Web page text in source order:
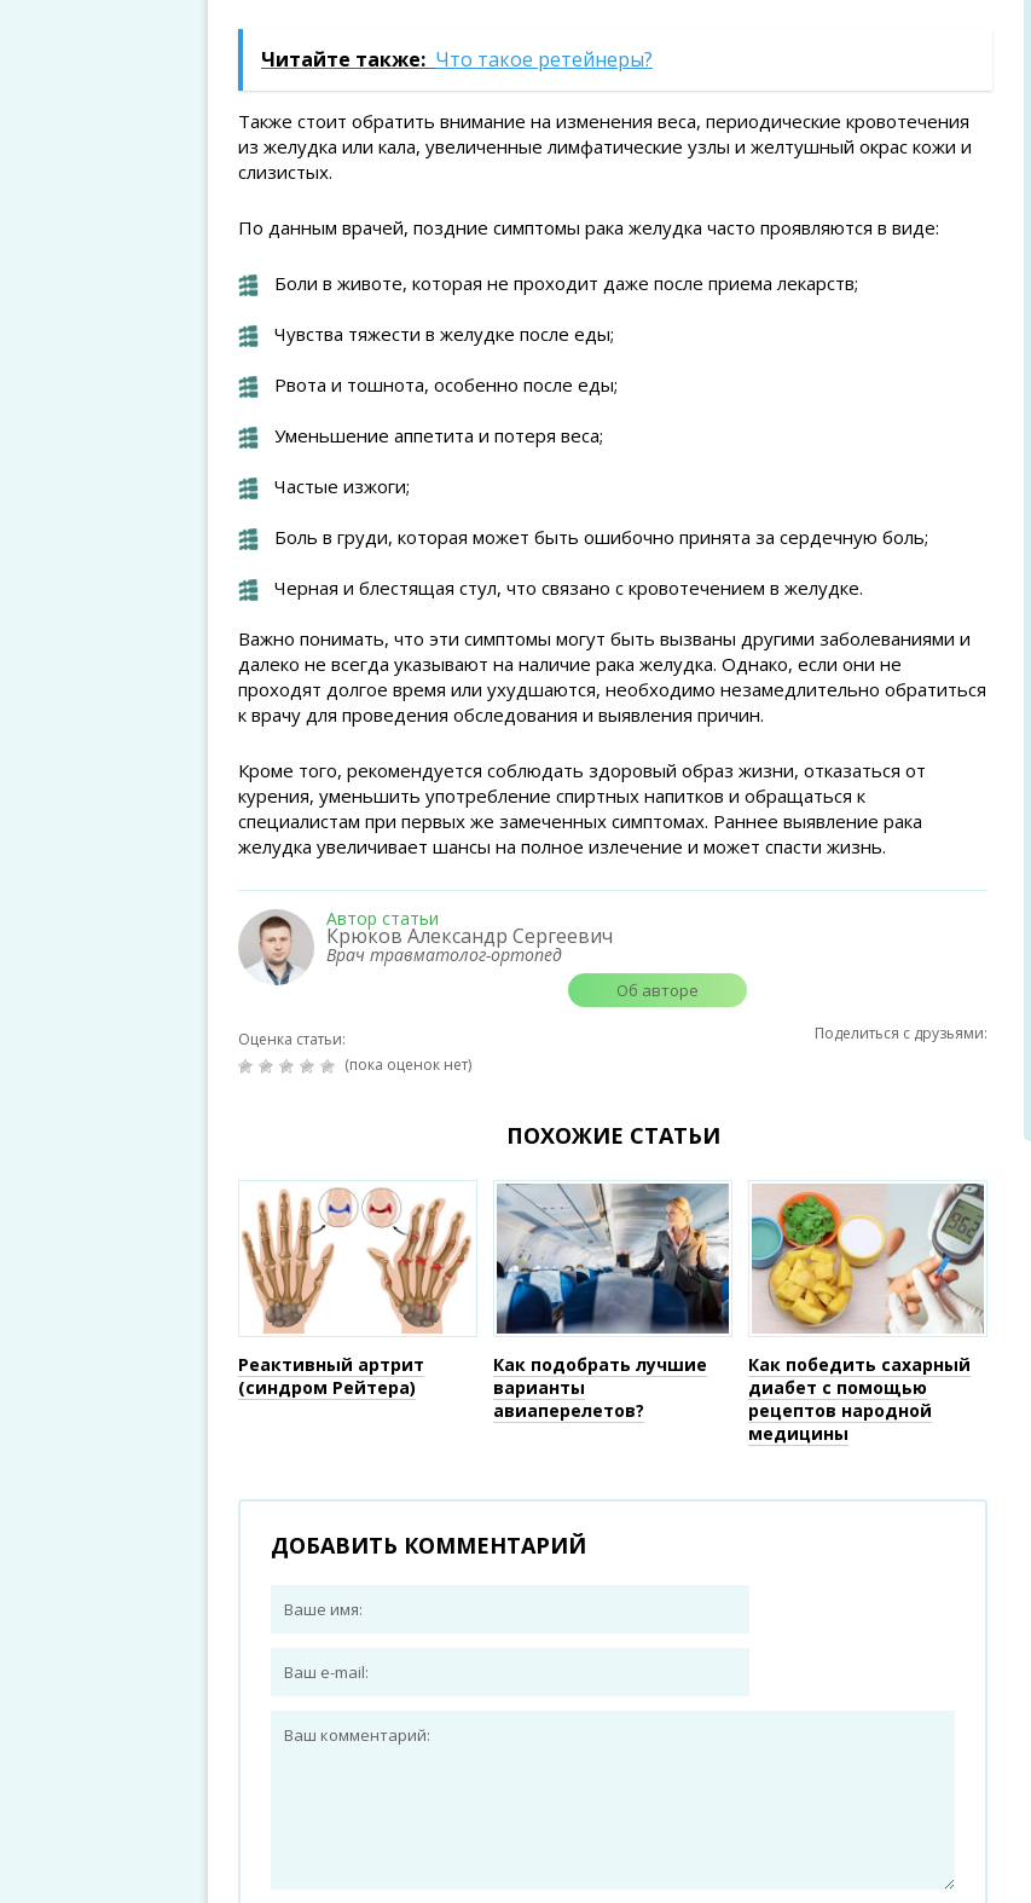
Читайте также: Что такое ретейнеры?
Также стоит обратить внимание на изменения веса, периодические кровотечения
из желудка или кала, увеличенные лимфатические узлы и желтушный окрас кожи и
слизистых.
По данным врачей, поздние симптомы рака желудка часто проявляются в виде:
Боли в животе, которая не проходит даже после приема лекарств;
Чувства тяжести в желудке после еды;
Рвота и тошнота, особенно после еды;
Уменьшение аппетита и потеря веса;
Частые изжоги;
Боль в груди, которая может быть ошибочно принята за сердечную боль;
Черная и блестящая стул, что связано с кровотечением в желудке.
Важно понимать, что эти симптомы могут быть вызваны другими заболеваниями и
далеко не всегда указывают на наличие рака желудка. Однако, если они не
проходят долгое время или ухудшаются, необходимо незамедлительно обратиться
к врачу для проведения обследования и выявления причин.
Кроме того, рекомендуется соблюдать здоровый образ жизни, отказаться от
курения, уменьшить употребление спиртных напитков и обращаться к
специалистам при первых же замеченных симптомах. Раннее выявление рака
желудка увеличивает шансы на полное излечение и может спасти жизнь.
Автор статьи
Крюков Александр Сергеевич
Врач травматолог-ортопед
Об авторе
Оценка статьи:
(пока оценок нет)
Поделиться с друзьями:
ПОХОЖИЕ СТАТЬИ
Реактивный артрит
(синдром Рейтера)
Как подобрать лучшие
варианты
авиаперелетов?
Как победить сахарный
диабет с помощью
рецептов народной
медицины
ДОБАВИТЬ КОММЕНТАРИЙ